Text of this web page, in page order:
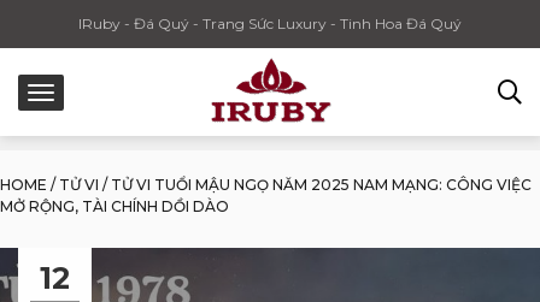
IRuby - Đá Quý - Trang Sức Luxury - Tinh Hoa Đá Quý
HOME / TỬ VI / TỬ VI TUỔI MẬU NGỌ NĂM 2025 NAM MẠNG: CÔNG VIỆC
MỞ RỘNG, TÀI CHÍNH DỒI DÀO
12